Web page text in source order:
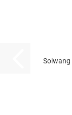
Solwang